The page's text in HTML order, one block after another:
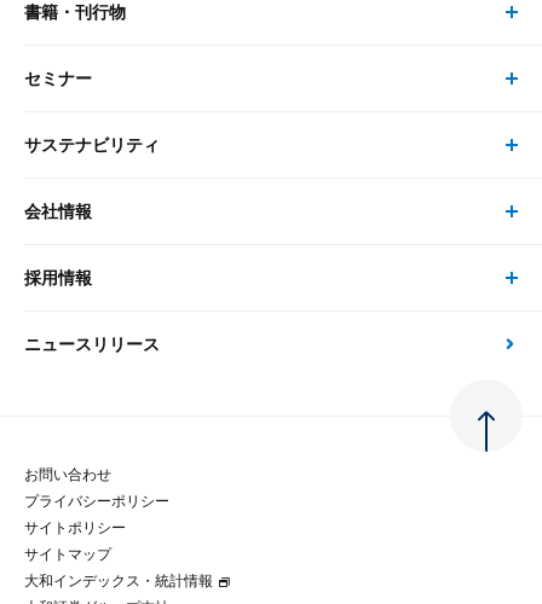
大和総研の強み
先端テクノロジーに基づく新たな価値の創出
最新のレポート・コラム
政策分析
金融経済教育等
テクノロジーレポート
研究員・コンサルタント トップ
研究員
書籍・刊行物
書籍・刊行物 トップ
書籍
セミナー
セミナー トップ
現在受付中のセミナー・イベント
サステナビリティ
サステナビリティの取り組み
次世代社会への貢献
マルチステークホルダー方針
会社情報
会社情報 トップ
会社概要・役員一覧
大和総研の歩み
グループ会社
採用情報
採用情報 トップ
経験者採用
ニュースリリース
お問い合わせ
プライバシーポリシー
サイトポリシー
サイトマップ
大和インデックス・統計情報